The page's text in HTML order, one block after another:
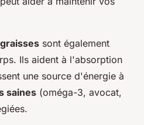
graisses sont également
Ils aident à l'absorption
une source d'énergie à
saines (oméga-3, avocat,